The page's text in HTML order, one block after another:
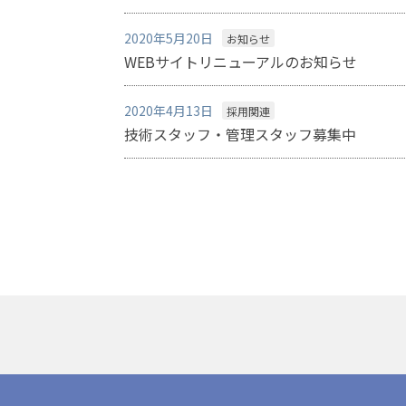
2020年5月20日 お知らせ
WEBサイトリニューアルのお知らせ
2020年4月13日 採用関連
技術スタッフ・管理スタッフ募集中